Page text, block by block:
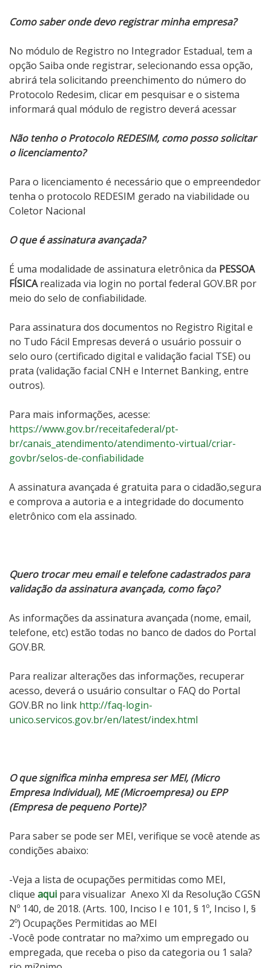
Como saber onde devo registrar minha empresa?
No módulo de Registro no Integrador Estadual, tem a
opção Saiba onde registrar, selecionando essa opção,
abrirá tela solicitando preenchimento do número do
Protocolo Redesim, clicar em pesquisar e o sistema
informará qual módulo de registro deverá acessar
Não tenho o Protocolo REDESIM, como posso solicitar
o licenciamento?
Para o licenciamento é necessário que o empreendedor
tenha o protocolo REDESIM gerado na viabilidade ou
Coletor Nacional
O que é assinatura avançada?
É uma modalidade de assinatura eletrônica da PESSOA
FÍSICArealizada via login no portal federal GOV.BR por
meio do selo de confiabilidade.
Para assinatura dos documentos no Registro Rigital e
no Tudo Fácil Empresas deverá o usuário possuir o
selo ouro (certificado digital e validação facial TSE) ou
prata (validação facial CNH e Internet Banking, entre
outros).
Para mais informações, acesse:
https://www.gov.br/receitafederal/pt-
br/canais_atendimento/atendimento-virtual/criar-
govbr/selos-de-confiabilidade
A assinatura avançada é gratuita para o cidadão,segura
e comprova a autoria e a integridade do documento
eletrônico com ela assinado.
Quero trocar meu email e telefone cadastrados para
validação da assinatura avançada, como faço?
As informações da assinatura avançada (nome, email,
telefone, etc) estão todas no banco de dados do Portal
GOV.BR.
Para realizar alterações das informações, recuperar
acesso, deverá o usuário consultar o FAQ do Portal
GOV.BR no link http://faq-login-
unico.servicos.gov.br/en/latest/index.html
O que significa minha empresa ser MEI, (Micro
Empresa Individual), ME (Microempresa) ou EPP
(Empresa de pequeno Porte)?
Para saber se pode ser MEI, verifique se você atende as
condições abaixo:
-Veja a lista de ocupações permitidas como MEI,
clique aqui para visualizar Anexo XI da Resolução CGSN
Nº 140, de 2018. (Arts. 100, Inciso I e 101, § 1º, Inciso I, §
2º) Ocupações Permitidas ao MEI
-Você pode contratar no ma?ximo um empregado ou
empregada, que receba o piso da categoria ou 1 sala?